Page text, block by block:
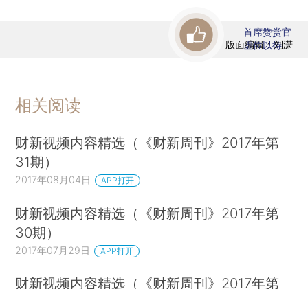
版面编辑：刘潇
首席赞赏官
虚位以待
相关阅读
财新视频内容精选（《财新周刊》2017年第
31期）
2017年08月04日 APP打开
财新视频内容精选（《财新周刊》2017年第
30期）
2017年07月29日 APP打开
财新视频内容精选（《财新周刊》2017年第